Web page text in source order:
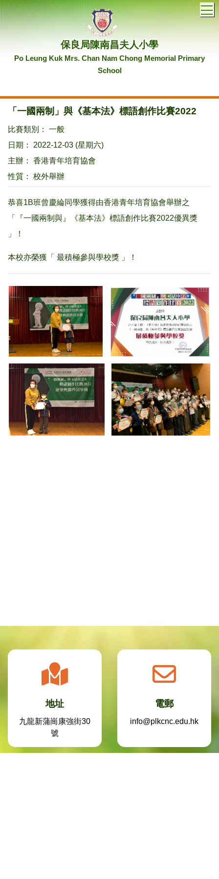
保良局陳南昌夫人小學
Po Leung Kuk Mrs. Chan Nam Chong Memorial Primary
School
「一國兩制」與《基本法》標語創作比賽2022
比賽類別： 一般
日期： 2022-12-03 (星期六)
主辦： 香港青年培育協會
性質： 校外舉辦
恭喜1B班曾慶綸同學獲得由香港青年培育協會舉辦之
「『一國兩制與』《基本法》標語創作比賽2022優異獎
」！
本校亦榮獲「 最積極參與學校獎 」！
地址
九龍新蒲崗康強街30
號
電郵
info@plkcnc.edu.hk